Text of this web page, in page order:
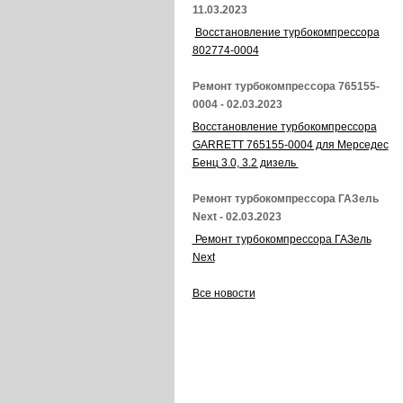
11.03.2023
Восстановление турбокомпрессора
802774-0004
Ремонт турбокомпрессора 765155-
0004 - 02.03.2023
Восстановление турбокомпрессора
GARRETT 765155-0004 для Мерседес
Бенц 3.0, 3.2 дизель
Ремонт турбокомпрессора ГАЗель
Next - 02.03.2023
Ремонт турбокомпрессора ГАЗель
Next
Все новости